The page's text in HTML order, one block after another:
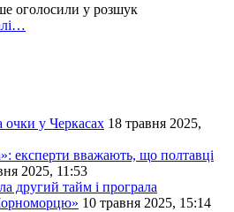
оголосили у розшук
очки у Черкасах 18 травня 2025,
експерти вважають, що полтавці
2025, 11:53
другий тайм і програла
10 травня 2025, 15:14